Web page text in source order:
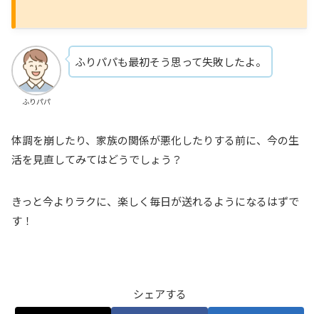
ふりパパ
ふりパパも最初そう思って失敗したよ。
体調を崩したり、家族の関係が悪化したりする前に、今の生
活を見直してみてはどうでしょう？
きっと今よりラクに、楽しく毎日が送れるようになるはずで
す！
シェアする